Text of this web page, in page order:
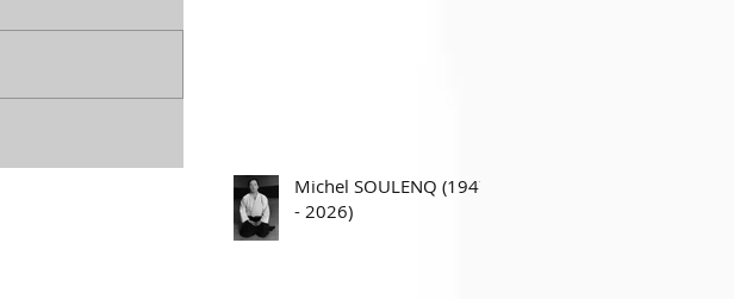
Michel SOULENQ (1947
- 2026)